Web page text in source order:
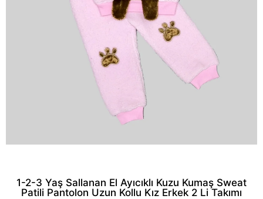
1-2-3 Yaş Sallanan El Ayıcıklı Kuzu Kumaş Sweat
Patili Pantolon Uzun Kollu Kız Erkek 2 Li Takımı